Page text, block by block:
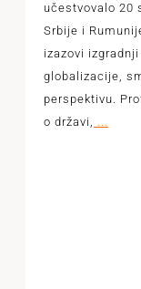
učestvovalo 20
Srbije i
izazovi
globalizacije,
perspektivu.
o državi, ...